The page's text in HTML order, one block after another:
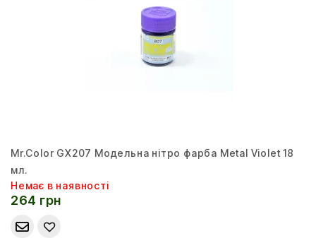
Mr.Color GX207 Модельна нітро фарба Metal Violet 18
мл.
Немає в наявності
264 грн